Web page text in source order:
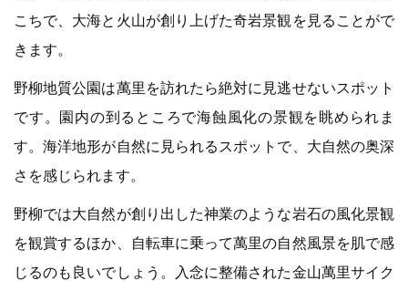
こちで、大海と火山が創り上げた奇岩景観を見ることがで
きます。
野柳地質公園は萬里を訪れたら絶対に見逃せないスポット
です。園内の到るところで海蝕風化の景観を眺められま
す。海洋地形が自然に見られるスポットで、大自然の奥深
さを感じられます。
野柳では大自然が創り出した神業のような岩石の風化景観
を観賞するほか、自転車に乗って萬里の自然風景を肌で感
じるのも良いでしょう。入念に整備された金山萬里サイク